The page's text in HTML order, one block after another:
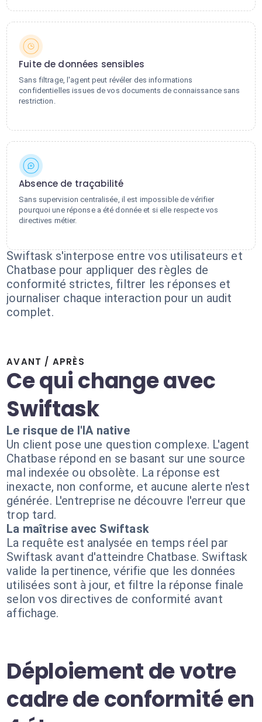
Fuite de données sensibles
Sans filtrage, l'agent peut révéler des informations
confidentielles issues de vos documents de connaissance sans
restriction.
Absence de traçabilité
Sans supervision centralisée, il est impossible de vérifier
pourquoi une réponse a été donnée et si elle respecte vos
directives métier.
Swiftask s'interpose entre vos utilisateurs et
Chatbase pour appliquer des règles de
conformité strictes, filtrer les réponses et
journaliser chaque interaction pour un audit
complet.
AVANT / APRÈS
Ce qui change avec
Swiftask
Le risque de l'IA native
Un client pose une question complexe. L'agent
Chatbase répond en se basant sur une source
mal indexée ou obsolète. La réponse est
inexacte, non conforme, et aucune alerte n'est
générée. L'entreprise ne découvre l'erreur que
trop tard.
La maîtrise avec Swiftask
La requête est analysée en temps réel par
Swiftask avant d'atteindre Chatbase. Swiftask
valide la pertinence, vérifie que les données
utilisées sont à jour, et filtre la réponse finale
selon vos directives de conformité avant
affichage.
Déploiement de votre
cadre de conformité en